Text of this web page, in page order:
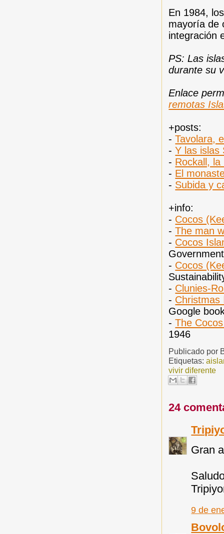
En 1984,
mayoría de
integración
PS: Las
durante su
Enlace
remotas
+posts:
-Tavolara,
-Y las islas
- Rockall,
- El
- Subida y
+info:
- Cocos
-The man
- Cocos
- Cocos
- Clunies-
- Christmas
Google
-The
1946
Publicado por
Etiquetas:
vivir diferente
24
Gran
9 de